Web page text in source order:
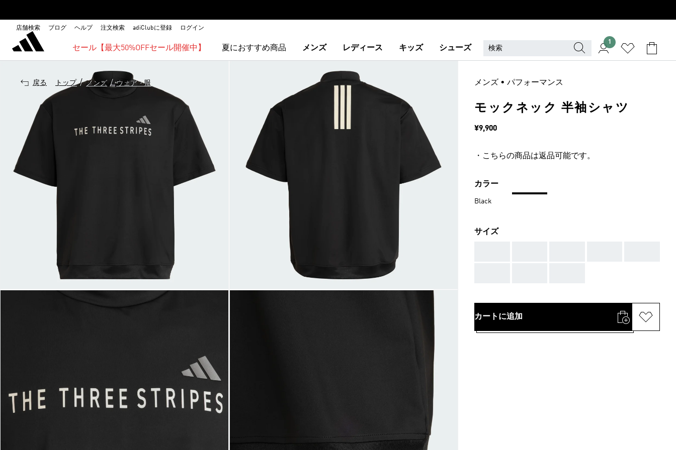
店舗検索 ブログ ヘルプ 注文検索 adiClubに登録 ログイン
セール【最大50%OFFセール開催中】 夏におすすめ商品 メンズ レディース キッズ シューズ
1
戻る トップ / メンズ / ウェア・服 メンズ • パフォーマンス
モックネック 半袖シャツ
価格
¥9,900
・こちらの商品は返品可能です。
カラー
Black
サイズ
カートに追加